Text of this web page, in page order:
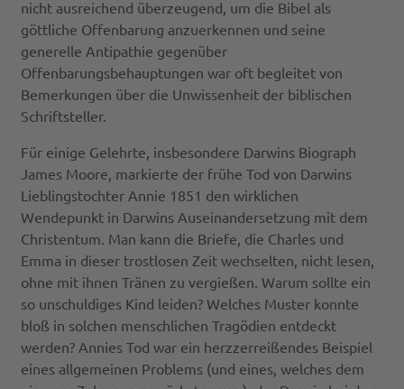
nicht ausreichend überzeugend, um die Bibel als
göttliche Offenbarung anzuerkennen und seine
generelle Antipathie gegenüber
Offenbarungsbehauptungen war oft begleitet von
Bemerkungen über die Unwissenheit der biblischen
Schriftsteller.
Für einige Gelehrte, insbesondere Darwins Biograph
James Moore, markierte der frühe Tod von Darwins
Lieblingstochter Annie 1851 den wirklichen
Wendepunkt in Darwins Auseinandersetzung mit dem
Christentum. Man kann die Briefe, die Charles und
Emma in dieser trostlosen Zeit wechselten, nicht lesen,
ohne mit ihnen Tränen zu vergießen. Warum sollte ein
so unschuldiges Kind leiden? Welches Muster konnte
bloß in solchen menschlichen Tragödien entdeckt
werden? Annies Tod war ein herzzerreißendes Beispiel
eines allgemeinen Problems (und eines, welches dem